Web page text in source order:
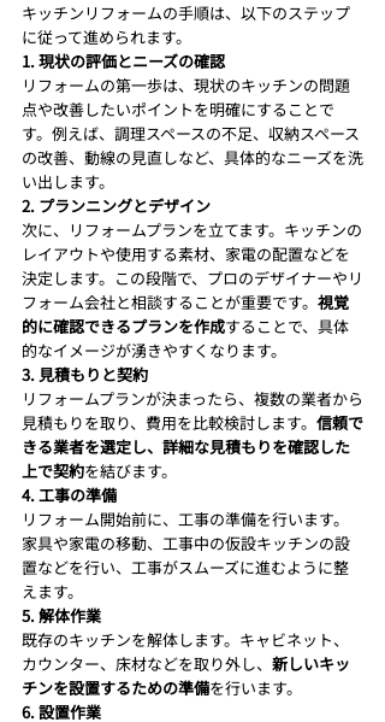
キッチンリフォームの手順は、以下のステップ
に従って進められます。
1. 現状の評価とニーズの確認
リフォームの第一歩は、現状のキッチンの問題
点や改善したいポイントを明確にすることで
す。例えば、調理スペースの不足、収納スペース
の改善、動線の見直しなど、具体的なニーズを洗
い出します。
2. プランニングとデザイン
次に、リフォームプランを立てます。キッチンの
レイアウトや使用する素材、家電の配置などを
決定します。この段階で、プロのデザイナーやリ
フォーム会社と相談することが重要です。 視覚
的に確認できるプランを作成することで、具体
的なイメージが湧きやすくなります。
3. 見積もりと契約
リフォームプランが決まったら、複数の業者から
見積もりを取り、費用を比較検討します。 信頼で
きる業者を選定し、詳細な見積もりを確認した
上で契約を結びます。
4. 工事の準備
リフォーム開始前に、工事の準備を行います。
家具や家電の移動、工事中の仮設キッチンの設
置などを行い、工事がスムーズに進むように整
えます。
5. 解体作業
既存のキッチンを解体します。キャビネット、
カウンター、床材などを取り外し、 新しいキッ
チンを設置するための準備を行います。
6. 設置作業